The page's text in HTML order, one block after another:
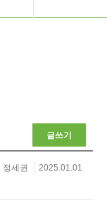
글쓰기
정세권 2025.01.01